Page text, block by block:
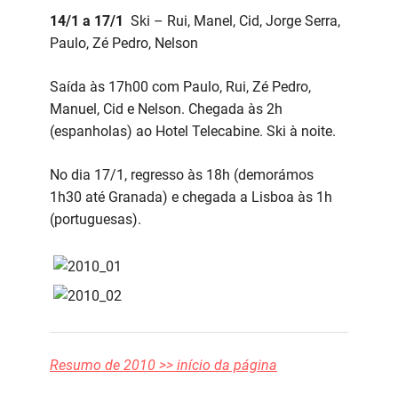
14/1 a 17/1 Ski – Rui, Manel, Cid, Jorge Serra,
Paulo, Zé Pedro, Nelson
Saída às 17h00 com Paulo, Rui, Zé Pedro,
Manuel, Cid e Nelson. Chegada às 2h
(espanholas) ao Hotel Telecabine. Ski à noite.
No dia 17/1, regresso às 18h (demorámos
1h30 até Granada) e chegada a Lisboa às 1h
(portuguesas).
Resumo de 2010 >> início da página